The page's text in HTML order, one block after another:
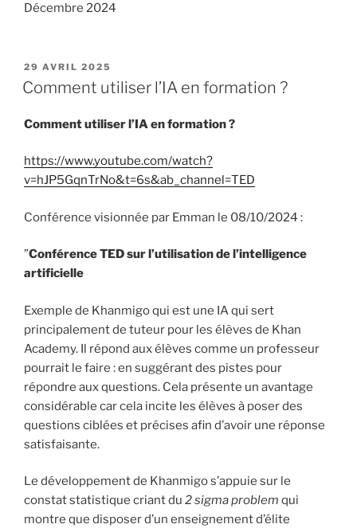
Décembre 2024
PUBLIÉ
LE
29 AVRIL 2025
Comment utiliser l’IA en formation ?
Comment utiliser l’IA en formation ?
https://www.youtube.com/watch?
v=hJP5GqnTrNo&t=6s&ab_channel=TED
Conférence visionnée par Emman le 08/10/2024 :
”Conférence TED sur l’utilisation de l’intelligence
artificielle
Exemple de Khanmigo qui est une IA qui sert
principalement de tuteur pour les élèves de Khan
Academy. Il répond aux élèves comme un professeur
pourrait le faire : en suggérant des pistes pour
répondre aux questions. Cela présente un avantage
considérable car cela incite les élèves à poser des
questions ciblées et précises afin d’avoir une réponse
satisfaisante.
Le développement de Khanmigo s’appuie sur le
constat statistique criant du 2 sigma problem qui
montre que disposer d’un enseignement d’élite